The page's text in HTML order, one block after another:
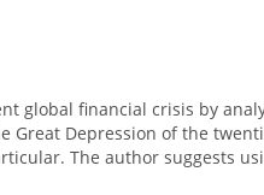
global financial crisis by
Great Depression of the
The author suggests